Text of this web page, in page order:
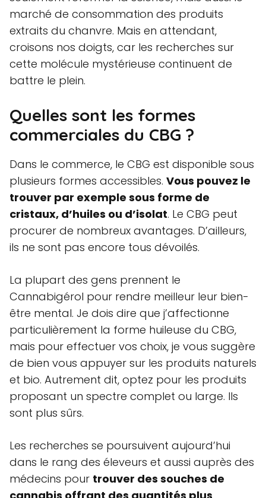
marché de consommation des produits
extraits du chanvre. Mais en attendant,
croisons nos doigts, car les recherches sur
cette molécule mystérieuse continuent de
battre le plein.
Quelles sont les formes
commerciales du CBG ?
Dans le commerce, le CBG est disponible sous
plusieurs formes accessibles. Vous pouvez le
trouver par exemple sous forme de
cristaux, d’huiles ou d’isolat. Le CBG peut
procurer de nombreux avantages. D’ailleurs,
ils ne sont pas encore tous dévoilés.
La plupart des gens prennent le
Cannabigérol pour rendre meilleur leur bien-
être mental. Je dois dire que j’affectionne
particulièrement la forme huileuse du CBG,
mais pour effectuer vos choix, je vous suggère
de bien vous appuyer sur les produits naturels
et bio. Autrement dit, optez pour les produits
proposant un spectre complet ou large. Ils
sont plus sûrs.
Les recherches se poursuivent aujourd’hui
dans le rang des éleveurs et aussi auprès des
médecins pour trouver des souches de